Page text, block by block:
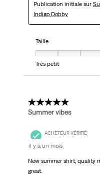
Publication initiale sur
Indigo Dobby
Taille
Taille, 4 sur 7, où 1 est
Très petit
5 étoile(s) sur 5.
Summer vibes
ACHETEUR VÉRIFIÉ
il y a un mois
New summer shirt, quality
great.